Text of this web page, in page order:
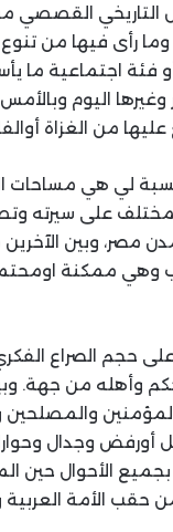
التاريخي
وما رأى فيها من
فئة اجتماعية ما
اليوم وبالأمس.
من الغزاة
لي هي
على سيرته
مصر، وبين
وهي ممكنة
على حجم الصراع
وأهله من جهة.
والمصلحين
أورفض وجدال
الأحوال حين
الأمة العربية